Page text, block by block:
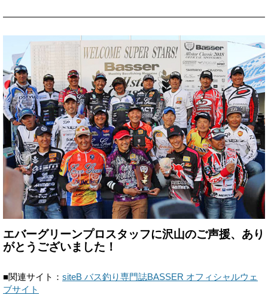
エバーグリーンプロスタッフに沢山のご声援、あり
がとうございました！
■関連サイト： siteB バス釣り専門誌BASSER オフィシャルウェ
ブサイト